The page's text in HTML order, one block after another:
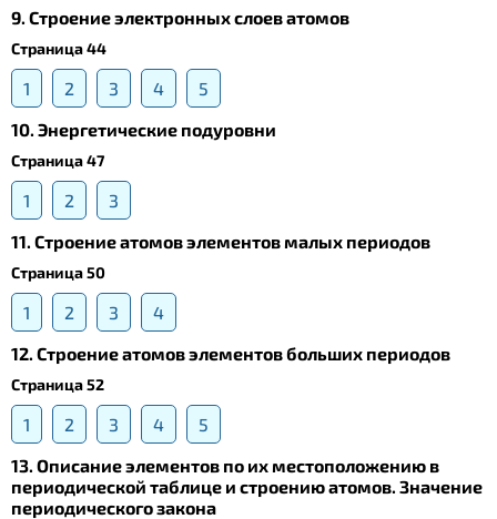
9. Строение электронных слоев атомов
Страница 44
1 2 3 4
5
10. Энергетические подуровни
Страница 47
1 2
3
11. Строение атомов элементов малых периодов
Страница 50
1 2 3
4
12. Строение атомов элементов больших периодов
Страница 52
1 2 3 4
5
13. Описание элементов по их местоположению в
периодической таблице и строению атомов. Значение
периодического закона